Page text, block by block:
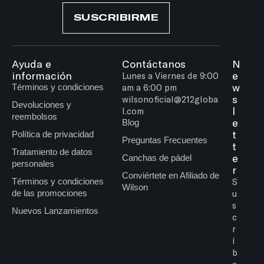
SUSCRIBIRME
Ayuda e
información
Términos y condiciones
Devoluciones y
reembolsos
Política de privacidad
Tratamiento de datos
personales
Términos y condiciones
de las promociones
Nuevos Lanzamientos
Contáctanos
Lunes a Viernes de 9:00
am a 6:00 pm
wilsonoficial@212globa
l.com
Blog
Preguntas Frecuentes
Canchas de pádel
Conviértete en Afiliado de
Wilson
N
e
w
s
l
e
t
t
e
r
S
u
s
c
r
í
b